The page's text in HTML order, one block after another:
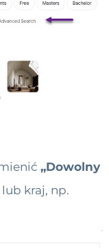
„Dowolny
kraj, np.